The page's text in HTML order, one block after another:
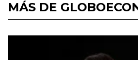
MÁS DE